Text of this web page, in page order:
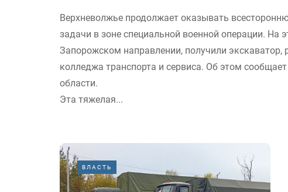
Верхневолжье продолжает оказывать
задачи в зоне специальной военной операции. На
Запорожском направлении, получили экскаватор,
колледжа транспорта и сервиса. Об этом
области.
Эта тяжелая...
ВЛАСТЬ